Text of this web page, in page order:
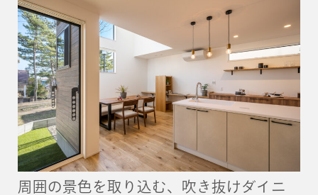
周囲の景色を取り込む、吹き抜けダイニ